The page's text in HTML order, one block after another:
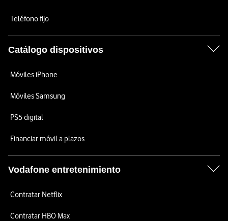
Teléfono fijo
Catálogo dispositivos
Móviles iPhone
Móviles Samsung
PS5 digital
Financiar móvil a plazos
Vodafone entretenimiento
Contratar Netflix
Contratar HBO Max